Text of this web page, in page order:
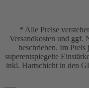
* Alle Preise
Versandkosten und ggf.
beschrieben. Im
superentspiegelte
inkl. Hartschicht in den